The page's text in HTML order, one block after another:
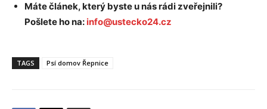
Máte článek, který byste u nás rádi zveřejnili?
Pošlete ho na: info@ustecko24.cz
TAGS Psí domov Řepnice